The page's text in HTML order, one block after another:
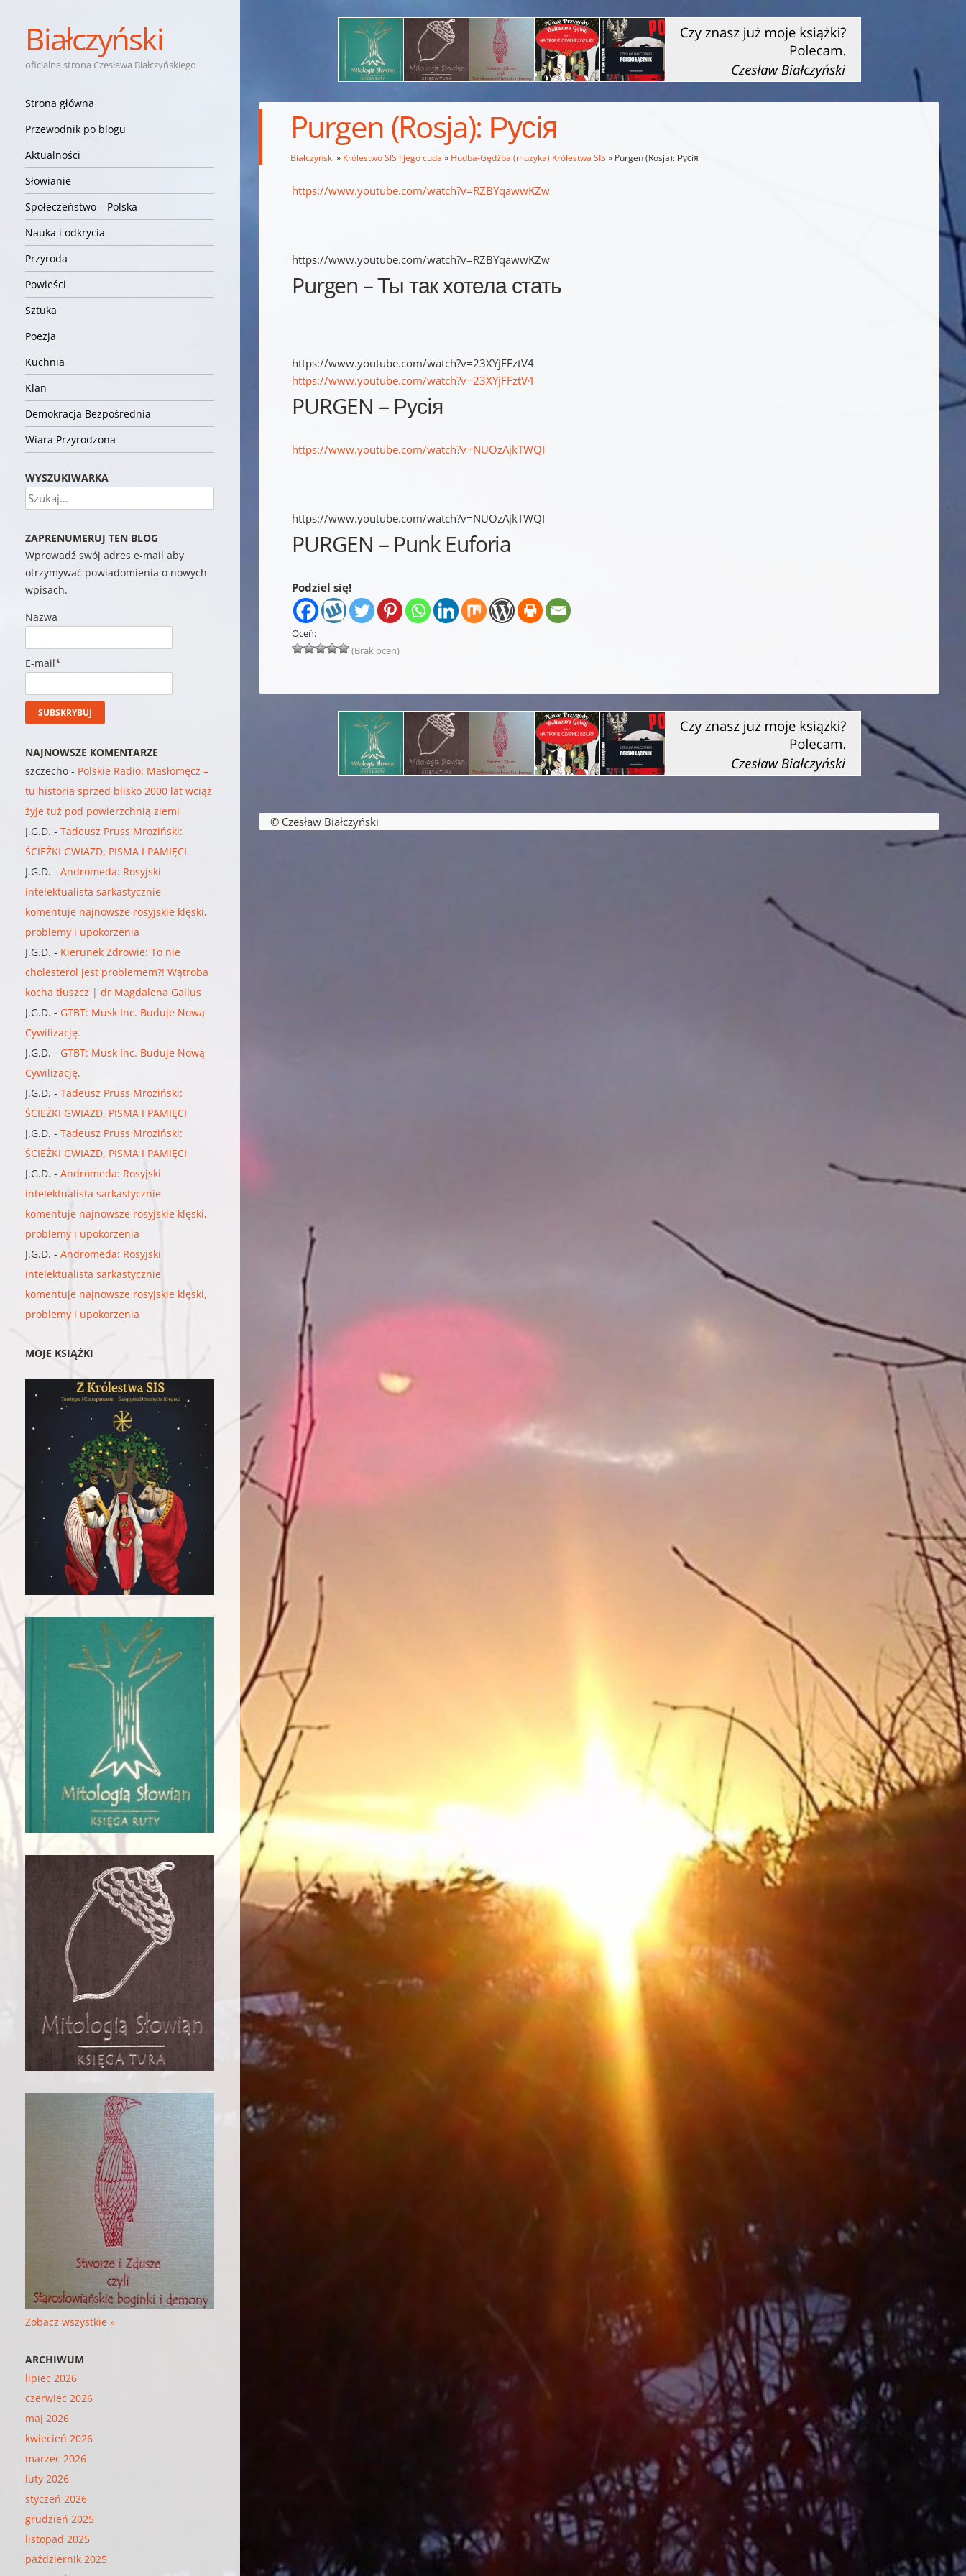
Białczyński
oficjalna strona Czesława Białczyńskiego
Nawigacja
Przejdź do treści
Strona główna
Przewodnik po blogu
Aktualności
Słowianie
Społeczeństwo – Polska
Nauka i odkrycia
Przyroda
Powieści
Sztuka
Poezja
Kuchnia
Klan
Demokracja Bezpośrednia
Wiara Przyrodzona
Purgen (Rosja): Русiя
Białczyński » Królestwo SIS i jego cuda » Hudba-Gędźba (muzyka) Królestwa SIS » Purgen (Rosja): Русiя
https://www.youtube.com/watch?v=RZBYqawwKZw
https://www.youtube.com/watch?v=RZBYqawwKZw
Purgen – Ты так хотела стать
https://www.youtube.com/watch?v=23XYjFFztV4
https://www.youtube.com/watch?v=23XYjFFztV4
PURGEN – Русiя
https://www.youtube.com/watch?v=NUOzAjkTWQI
https://www.youtube.com/watch?v=NUOzAjkTWQI
PURGEN – Punk Euforia
Podziel się!
Oceń:
(Brak ocen)
WYSZUKIWARKA
Szukaj
ZAPRENUMERUJ TEN BLOG
Wprowadź swój adres e-mail aby
otrzymywać powiadomienia o nowych
wpisach.
Nazwa
E-mail*
NAJNOWSZE KOMENTARZE
szczecho - Polskie Radio: Masłomęcz –
tu historia sprzed blisko 2000 lat wciąż
żyje tuż pod powierzchnią ziemi
J.G.D. -Tadeusz Pruss Mroziński:
ŚCIEŻKI GWIAZD, PISMA I PAMIĘCI
J.G.D. -Andromeda: Rosyjski
intelektualista sarkastycznie
komentuje najnowsze rosyjskie klęski,
problemy i upokorzenia
J.G.D. - Kierunek Zdrowie: To nie
cholesterol jest problemem?! Wątroba
kocha tłuszcz | dr Magdalena Gallus
J.G.D. - GTBT: Musk Inc. Buduje Nową
Cywilizację.
J.G.D. - GTBT: Musk Inc. Buduje Nową
Cywilizację.
J.G.D. -Tadeusz Pruss Mroziński:
ŚCIEŻKI GWIAZD, PISMA I PAMIĘCI
J.G.D. -Tadeusz Pruss Mroziński:
ŚCIEŻKI GWIAZD, PISMA I PAMIĘCI
J.G.D. -Andromeda: Rosyjski
intelektualista sarkastycznie
komentuje najnowsze rosyjskie klęski,
problemy i upokorzenia
J.G.D. -Andromeda: Rosyjski
intelektualista sarkastycznie
komentuje najnowsze rosyjskie klęski,
problemy i upokorzenia
MOJE KSIĄŻKI
Zobacz wszystkie »
ARCHIWUM
lipiec 2026
czerwiec 2026
maj 2026
kwiecień 2026
marzec 2026
luty 2026
styczeń 2026
grudzień 2025
listopad 2025
październik 2025
© Czesław Białczyński